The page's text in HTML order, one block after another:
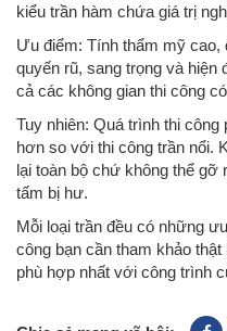
kiểu trần hàm chứa giá trị
Ưu điểm: Tính thẩm mỹ cao,
quyến rũ, sang trọng và hiện
cả các không gian thi công
Tuy nhiên: Quá trình thi
hơn so với thi công trần nổi.
lại toàn bộ chứ không thể
tấm bị hư.
Mỗi loại trần đều có những
công bạn cần tham khảo
phù hợp nhất với công trình